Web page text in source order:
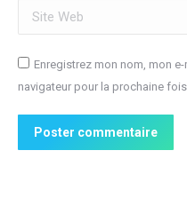
Site Web
Enregistrez mon nom, mon
navigateur pour la prochaine
Poster commentaire